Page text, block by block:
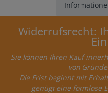
Widerrufsrecht:
Sie können Ihren Kauf
von
Die Frist beginnt mit
genügt eine formlose